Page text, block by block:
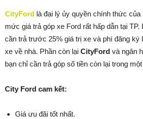
CityFord là đại lý ủy quyền chính thức
mức giá trả góp xe Ford rất hấp dẫn tại
cần trả trước 25% giá trị xe và phí đăng ký
xe về nhà. Phần còn lại CityFord và ngân
bạn chỉ cần trả góp số tiền còn lại trong
City Ford cam kết:
Giá ưu đãi tốt nhất.